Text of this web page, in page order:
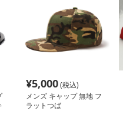
¥5,000(税込)
メンズ キャップ 無地 フ
ラットつば